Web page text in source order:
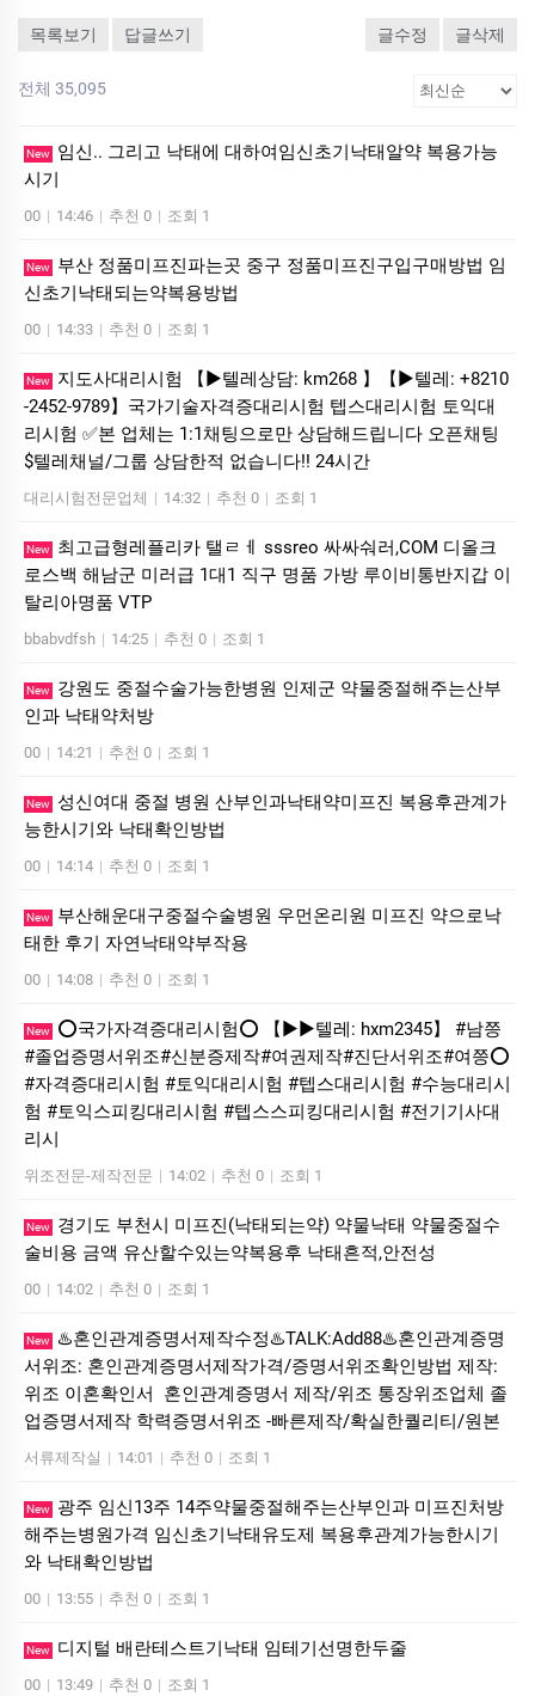
목록보기 답글쓰기 글수정 글삭제
전체 35,095
New
임신.. 그리고 낙태에 대하여임신초기낙­태알약 복용가능
시기
00 | 14:46 | 추천 0 | 조회 1
New
부산 정품미프진파는곳 중구 정품미프진구입구매방법 임
신초기낙태되는약복용방법
00 | 14:33 | 추천 0 | 조회 1
New
지도사대리시험 【▶텔레상담: km268 】【▶텔레: +8210
-2452-9789】국가기술자격증대리시험 텝스대리시험 토익대
리시험 ✅본 업체는 1:1채팅으로만 상담해드립니다 오픈채팅
$텔레채널/그룹 상담한적 없습니다!! 24시간
대리시험전문업체 | 14:32 | 추천 0 | 조회 1
New
최고급형레플리카 탤ㄹㅔ sssreo 싸싸숴러,COM 디올크
로스백 해남군 미러급 1대1 직구 명품 가방 루이비통반지갑 이
탈리아명품 VTP
bbabvdfsh | 14:25 | 추천 0 | 조회 1
New
강원도 중절수술가능한병원 인제군 약물중절해주는산부
인과 낙­태약처방
00 | 14:21 | 추천 0 | 조회 1
New
성신여대 중절 병원 산부인과낙태약미프진 복용후관계가
능한시기와 낙태확인방법
00 | 14:14 | 추천 0 | 조회 1
New
부산해운대구중절수술병원 우먼온리원 미프진 약으로낙
태한 후기 자연낙태약부작용
00 | 14:08 | 추천 0 | 조회 1
New
⭕️국가자격증대리시험⭕️ 【▶▶텔레: hxm2345】 #남쯩
#졸업증명서위조#신분증제작#여권제작#진단서위조#여쯩⭕️
#자격증대리시험 #토익대리시험 #텝스대리시험 #수능대리시
험 #토익스피킹대리시험 #텝스스피킹대리시험 #전기기사대
리시
위조전문-제작전문 | 14:02 | 추천 0 | 조회 1
New
경기도 부천시 미프진(낙태되는약) 약물낙태 약물중절수
술비용 금액 유산할수있는약복용후 낙태흔적,안전성
00 | 14:02 | 추천 0 | 조회 1
New
♨️혼인관계증명서제작수정♨️TALK:Add88♨️혼인관계증명
서위조: 혼인관계증명서제작가격/증명서위조확인방법 제작:
위조 이혼확인서 혼인관계증명서 제작/위조 통장위조업체 졸
업증명서제작 학력증명서위조 -빠른제작/확실한퀄리티/원본
서류제작실 | 14:01 | 추천 0 | 조회 1
New
광주 임신13주 14주약물중절해주는산부인과 미프진처방
해주는병원가격 임신초기낙태유도제 복용후관계가능한시기
와 낙태확인방법
00 | 13:55 | 추천 0 | 조회 1
New 디지털 배란테스트기낙태 임테기선명한두줄
00 | 13:49 | 추천 0 | 조회 1